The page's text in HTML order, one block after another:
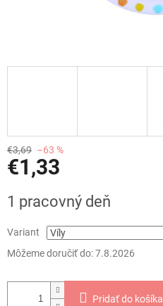
€3,69 –63 %
€1,33
cena:
1 pracovný deň
Variant
Môžeme doručiť do:7.8.2026
Pridať do košíka